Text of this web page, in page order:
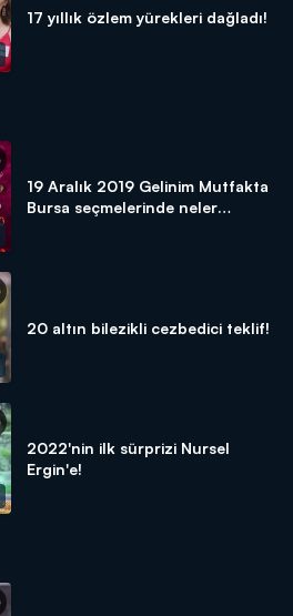
17 yıllık özlem yürekleri dağladı!
19 Aralık 2019 Gelinim Mutfakta
Bursa seçmelerinde neler
20 altın bilezikli cezbedici teklif!
2022'nin ilk sürprizi Nursel
Ergin'e!